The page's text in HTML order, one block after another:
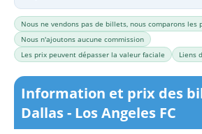
Nous ne vendons pas de billets, nous comparons les
Nous n'ajoutons aucune commission
Les prix peuvent dépasser la valeur faciale
Liens
Information et prix des
Dallas - Los Angeles FC